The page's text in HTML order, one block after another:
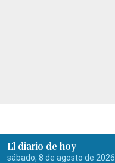
El diario de hoy
sábado, 8 de agosto de 2026